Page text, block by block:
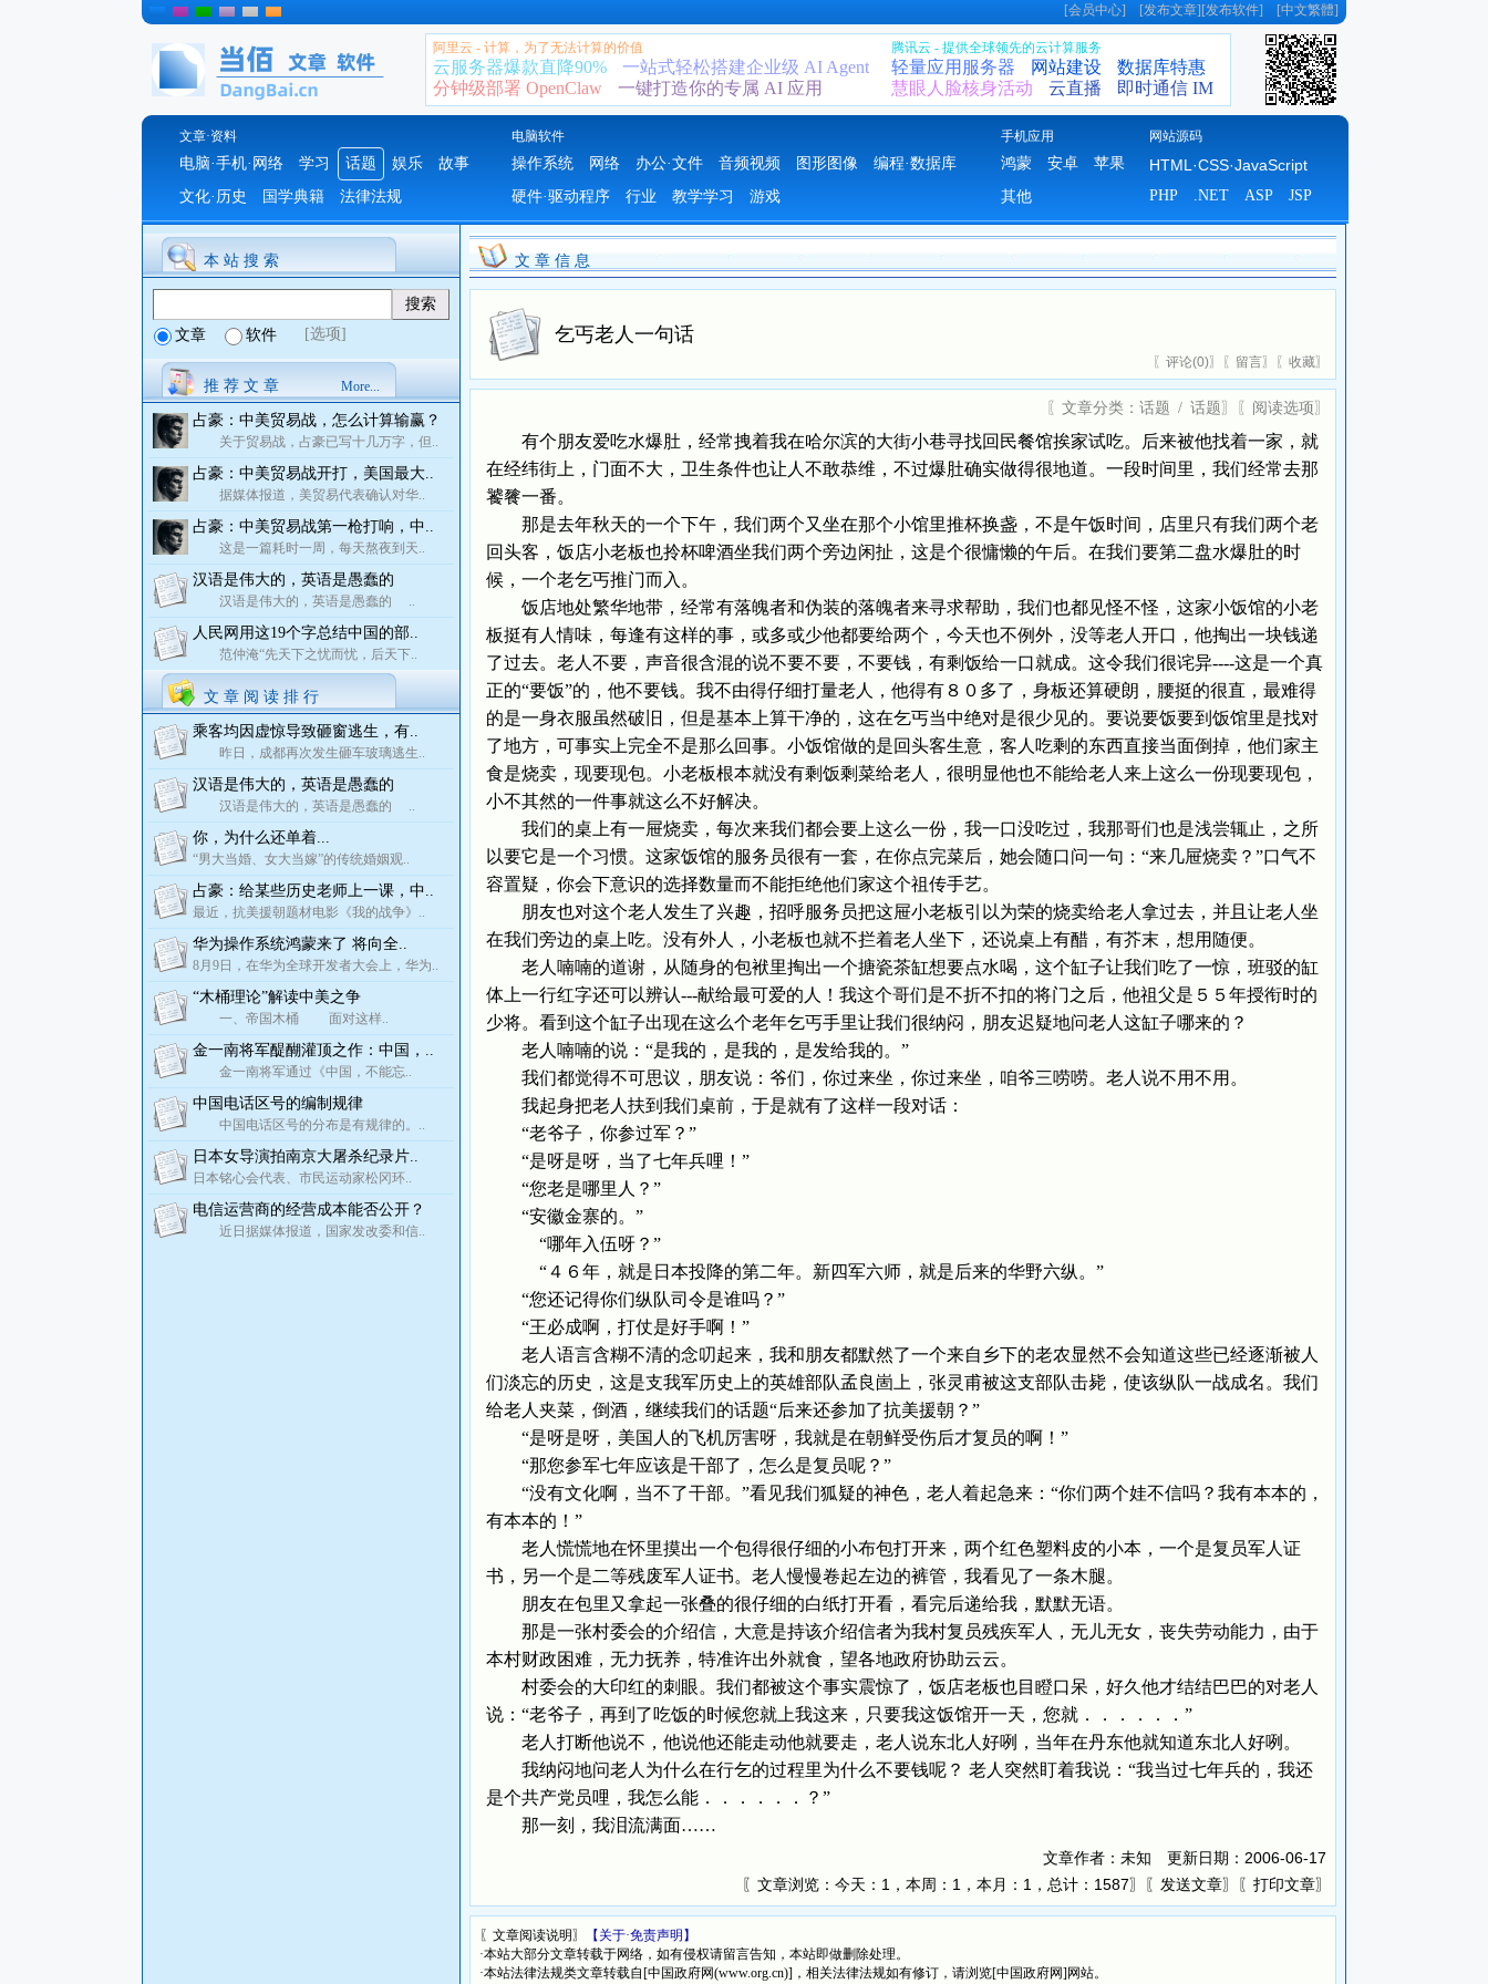
[会员中心] [发布文章][发布软件] [中文繁體]
阿里云 - 计算，为了无法计算的价值
云服务器爆款直降90%
一站式轻松搭建企业级 AI Agent
分钟级部署 OpenClaw
一键打造你的专属 AI 应用
腾讯云 - 提供全球领先的云计算服务
轻量应用服务器 网站建设
数据库特惠
慧眼人脸核身活动
云直播 即时通信 IM
文章·资料 电脑软件 手机应用 网站源码
电脑·手机·网络 学习 话题 娱乐
故事
文化·历史
国学典籍 法律法规
操作系统 网络 办公·文件 音频视频 图形图像
编程·数据库
硬件·驱动程序
行业 教学学习 游戏
鸿蒙 安卓
苹果
其他
HTML·CSS·JavaScript
PHP .NET ASP JSP
本 站 搜 索
文章 软件 [选项]
推 荐 文 章 More...
占豪：中美贸易战，怎么计算输赢？
关于贸易战，占豪已写十几万字，但..
占豪：中美贸易战开打，美国最大..
据媒体报道，美贸易代表确认对华..
占豪：中美贸易战第一枪打响，中..
这是一篇耗时一周，每天熬夜到天..
汉语是伟大的，英语是愚蠢的
汉语是伟大的，英语是愚蠢的 ..
人民网用这19个字总结中国的部..
范仲淹“先天下之忧而忧，后天下..
文 章 阅 读 排 行
乘客均因虚惊导致砸窗逃生，有..
昨日，成都再次发生砸车玻璃逃生..
汉语是伟大的，英语是愚蠢的
汉语是伟大的，英语是愚蠢的 ..
你，为什么还单着...
“男大当婚、女大当嫁”的传统婚姻观..
占豪：给某些历史老师上一课，中..
最近，抗美援朝题材电影《我的战争》..
华为操作系统鸿蒙来了 将向全..
8月9日，在华为全球开发者大会上，华为..
“木桶理论”解读中美之争
一、帝国木桶 面对这样..
金一南将军醍醐灌顶之作：中国，..
金一南将军通过《中国，不能忘..
中国电话区号的编制规律
中国电话区号的分布是有规律的。..
日本女导演拍南京大屠杀纪录片..
日本铭心会代表、市民运动家松冈环..
电信运营商的经营成本能否公开？
近日据媒体报道，国家发改委和信..
文 章 信 息
乞丐老人一句话
〖 评论(0)〗〖 留言〗〖 收藏〗
〖文章分类： 话题 / 话题〗〖 阅读选项〗
有个朋友爱吃水爆肚，经常拽着我在哈尔滨的大街小巷寻找回民餐馆挨家试吃。后来被他找着一家，就
在经纬街上，门面不大，卫生条件也让人不敢恭维，不过爆肚确实做得很地道。一段时间里，我们经常去那
饕餮一番。
那是去年秋天的一个下午，我们两个又坐在那个小馆里推杯换盏，不是午饭时间，店里只有我们两个老
回头客，饭店小老板也拎杯啤酒坐我们两个旁边闲扯，这是个很慵懒的午后。在我们要第二盘水爆肚的时
候，一个老乞丐推门而入。
饭店地处繁华地带，经常有落魄者和伪装的落魄者来寻求帮助，我们也都见怪不怪，这家小饭馆的小老
板挺有人情味，每逢有这样的事，或多或少他都要给两个，今天也不例外，没等老人开口，他掏出一块钱递
了过去。老人不要，声音很含混的说不要不要，不要钱，有剩饭给一口就成。这令我们很诧异----这是一个真
正的“要饭”的，他不要钱。我不由得仔细打量老人，他得有８０多了，身板还算硬朗，腰挺的很直，最难得
的是一身衣服虽然破旧，但是基本上算干净的，这在乞丐当中绝对是很少见的。要说要饭要到饭馆里是找对
了地方，可事实上完全不是那么回事。小饭馆做的是回头客生意，客人吃剩的东西直接当面倒掉，他们家主
食是烧卖，现要现包。小老板根本就没有剩饭剩菜给老人，很明显他也不能给老人来上这么一份现要现包，
小不其然的一件事就这么不好解决。
我们的桌上有一屉烧卖，每次来我们都会要上这么一份，我一口没吃过，我那哥们也是浅尝辄止，之所
以要它是一个习惯。这家饭馆的服务员很有一套，在你点完菜后，她会随口问一句：“来几屉烧卖？”口气不
容置疑，你会下意识的选择数量而不能拒绝他们家这个祖传手艺。
朋友也对这个老人发生了兴趣，招呼服务员把这屉小老板引以为荣的烧卖给老人拿过去，并且让老人坐
在我们旁边的桌上吃。没有外人，小老板也就不拦着老人坐下，还说桌上有醋，有芥末，想用随便。
老人喃喃的道谢，从随身的包袱里掏出一个搪瓷茶缸想要点水喝，这个缸子让我们吃了一惊，班驳的缸
体上一行红字还可以辨认---献给最可爱的人！我这个哥们是不折不扣的将门之后，他祖父是５５年授衔时的
少将。看到这个缸子出现在这么个老年乞丐手里让我们很纳闷，朋友迟疑地问老人这缸子哪来的？
老人喃喃的说：“是我的，是我的，是发给我的。”
我们都觉得不可思议，朋友说：爷们，你过来坐，你过来坐，咱爷三唠唠。老人说不用不用。
我起身把老人扶到我们桌前，于是就有了这样一段对话：
“老爷子，你参过军？”
“是呀是呀，当了七年兵哩！”
“您老是哪里人？”
“安徽金寨的。”
“哪年入伍呀？”
“４６年，就是日本投降的第二年。新四军六师，就是后来的华野六纵。”
“您还记得你们纵队司令是谁吗？”
“王必成啊，打仗是好手啊！”
老人语言含糊不清的念叨起来，我和朋友都默然了一个来自乡下的老农显然不会知道这些已经逐渐被人
们淡忘的历史，这是支我军历史上的英雄部队孟良崮上，张灵甫被这支部队击毙，使该纵队一战成名。我们
给老人夹菜，倒酒，继续我们的话题“后来还参加了抗美援朝？”
“是呀是呀，美国人的飞机厉害呀，我就是在朝鲜受伤后才复员的啊！”
“那您参军七年应该是干部了，怎么是复员呢？”
“没有文化啊，当不了干部。”看见我们狐疑的神色，老人着起急来：“你们两个娃不信吗？我有本本的，
有本本的！”
老人慌慌地在怀里摸出一个包得很仔细的小布包打开来，两个红色塑料皮的小本，一个是复员军人证
书，另一个是二等残废军人证书。老人慢慢卷起左边的裤管，我看见了一条木腿。
朋友在包里又拿起一张叠的很仔细的白纸打开看，看完后递给我，默默无语。
那是一张村委会的介绍信，大意是持该介绍信者为我村复员残疾军人，无儿无女，丧失劳动能力，由于
本村财政困难，无力抚养，特准许出外就食，望各地政府协助云云。
村委会的大印红的刺眼。我们都被这个事实震惊了，饭店老板也目瞪口呆，好久他才结结巴巴的对老人
说：“老爷子，再到了吃饭的时候您就上我这来，只要我这饭馆开一天，您就．．．．．．”
老人打断他说不，他说他还能走动他就要走，老人说东北人好咧，当年在丹东他就知道东北人好咧。
我纳闷地问老人为什么在行乞的过程里为什么不要钱呢？ 老人突然盯着我说：“我当过七年兵的，我还
是个共产党员哩，我怎么能．．．．．．？”
那一刻，我泪流满面……
文章作者：未知 更新日期： 2006-06-17
〖文章浏览： 今天：1，本周：1，本月：1，总计：1587〗〖 发送文章〗〖 打印文章〗
〖文章阅读说明〗
【关于·免责声明】
·本站大部分文章转载于网络，如有侵权请留言告知，本站即做删除处理。
·本站法律法规类文章转载自[中国政府网(www.org.cn)]，相关法律法规如有修订，请浏览[中国政府网]网站。